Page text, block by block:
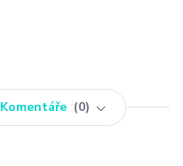
Komentáře 0